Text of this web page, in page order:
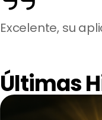
Excelente, su
Últimas